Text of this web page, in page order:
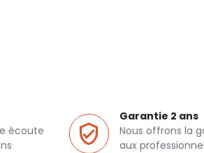
écoute
Garantie 2 ans
Nous offrons la
aux